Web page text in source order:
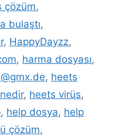
çözüm,
bulaştı,
, HappyDayzz,
, harma dosyası,
, heets
, heets virüs,
, help dosya, help
çözüm,